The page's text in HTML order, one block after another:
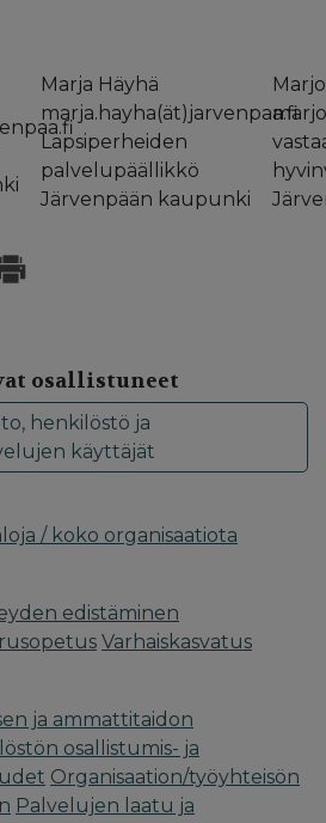
Marja Häyhä
marja.hayha(ät)jarvenpaa.fi
Lapsiperheiden
palvelupäällikkö
Järvenpään kaupunki
osallistuneet
henkilöstö ja
käyttäjät
/ koko organisaatiota
edistäminen
Varhaiskasvatus
ja ammattitaidon
osallistumis- ja
Organisaation/työyhteisön
Palvelujen laatu ja